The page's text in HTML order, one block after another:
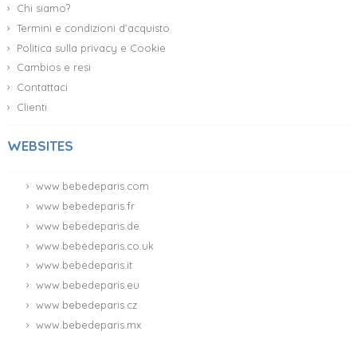
Cesta Bebè Il Mio Bavaglino Ricamato
PERSONALIZZABILE
118,92 €